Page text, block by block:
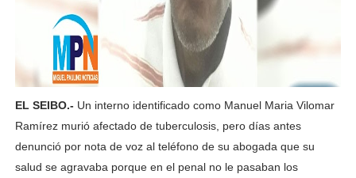
EL SEIBO.- Un interno identificado como Manuel Maria Vilomar
Ramírez murió afectado de tuberculosis, pero días antes
denunció por nota de voz al teléfono de su abogada que su
salud se agravaba porque en el penal no le pasaban los